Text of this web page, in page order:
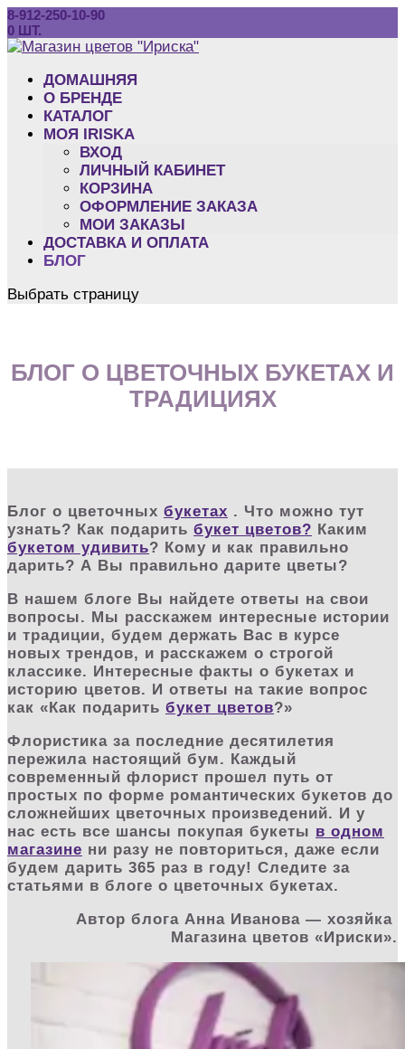
8-912-250-10-90
0 ШТ.
ДОМАШНЯЯ
O БРЕНДЕ
КАТАЛОГ
МОЯ IRISKA
ВХОД
ЛИЧНЫЙ КАБИНЕТ
КОРЗИНА
ОФОРМЛЕНИЕ ЗАКАЗА
МОИ ЗАКАЗЫ
ДОСТАВКА И ОПЛАТА
БЛОГ
Выбрать страницу
БЛОГ О ЦВЕТОЧНЫХ БУКЕТАХ И
ТРАДИЦИЯХ
Блог о цветочных букетах . Что можно тут
узнать? Как подарить букет цветов? Каким
букетом удивить? Кому и как правильно
дарить? А Вы правильно дарите цветы?
В нашем блоге Вы найдете ответы на свои
вопросы. Мы расскажем интересные истории
и традиции, будем держать Вас в курсе
новых трендов, и расскажем о строгой
классике. Интересные факты о букетах и
историю цветов. И ответы на такие вопрос
как «Как подарить букет цветов?»
Флористика за последние десятилетия
пережила настоящий бум. Каждый
современный флорист прошел путь от
простых по форме романтических букетов до
сложнейших цветочных произведений. И у
нас есть все шансы покупая букеты в одном
магазине ни разу не повториться, даже если
будем дарить 365 раз в году! Следите за
статьями в блоге о цветочных букетах.
Автор блога Анна Иванова — хозяйка
Магазина цветов «Ириски».